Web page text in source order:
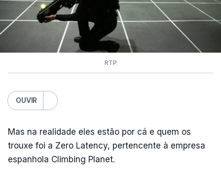
RTP
OUVIR
Mas na realidade eles estão por cá e quem os
trouxe foi a Zero Latency, pertencente à empresa
espanhola Climbing Planet.